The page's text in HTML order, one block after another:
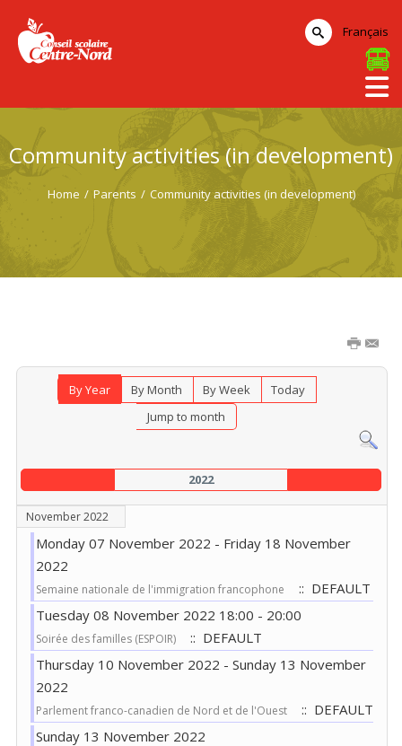
Community activities (in development)
Home / Parents / Community activities (in development)
By Year By Month By Week
Today
Jump to month
2022
November 2022
Monday 07 November 2022 - Friday 18 November
2022
Semaine nationale de l'immigration francophone
:: DEFAULT
Tuesday 08 November 2022 18:00 - 20:00
Soirée des familles (ESPOIR)
:: DEFAULT
Thursday 10 November 2022 - Sunday 13 November
2022
Parlement franco-canadien de Nord et de l'Ouest
:: DEFAULT
Sunday 13 November 2022
Français